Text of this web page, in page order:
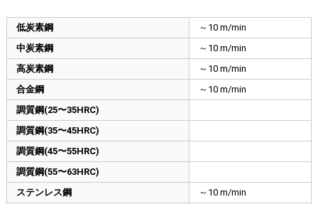
低炭素鋼
～10 m/min
中炭素鋼
～10 m/min
高炭素鋼
～10 m/min
合金鋼
～10 m/min
調質鋼(25〜35HRC)
調質鋼(35〜45HRC)
調質鋼(45〜55HRC)
調質鋼(55〜63HRC)
ステンレス鋼
～10 m/min